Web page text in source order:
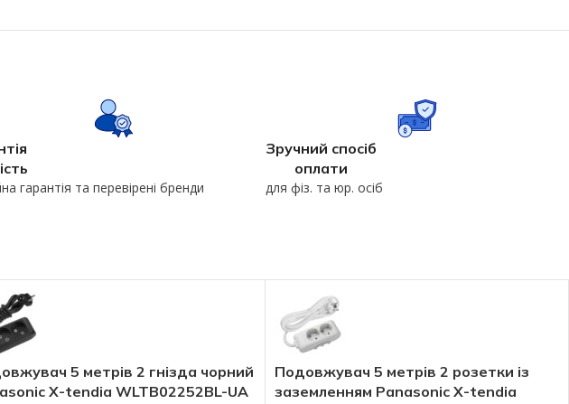
гарантія та перевірені бренди
Зручний спосіб
оплати
для фіз. та юр. осіб
5 метрів 2 гнізда чорний
X-tendia WLTB02252BL-UA
Подовжувач 5 метрів 2 розетки із
заземленням Panasonic X-tendia